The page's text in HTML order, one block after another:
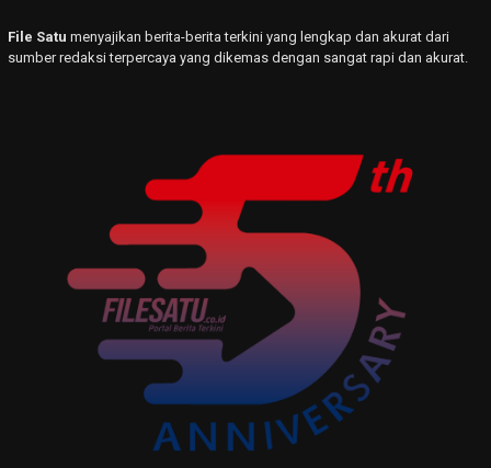
File Satu menyajikan berita-berita terkini yang lengkap dan akurat dari
sumber redaksi terpercaya yang dikemas dengan sangat rapi dan akurat.